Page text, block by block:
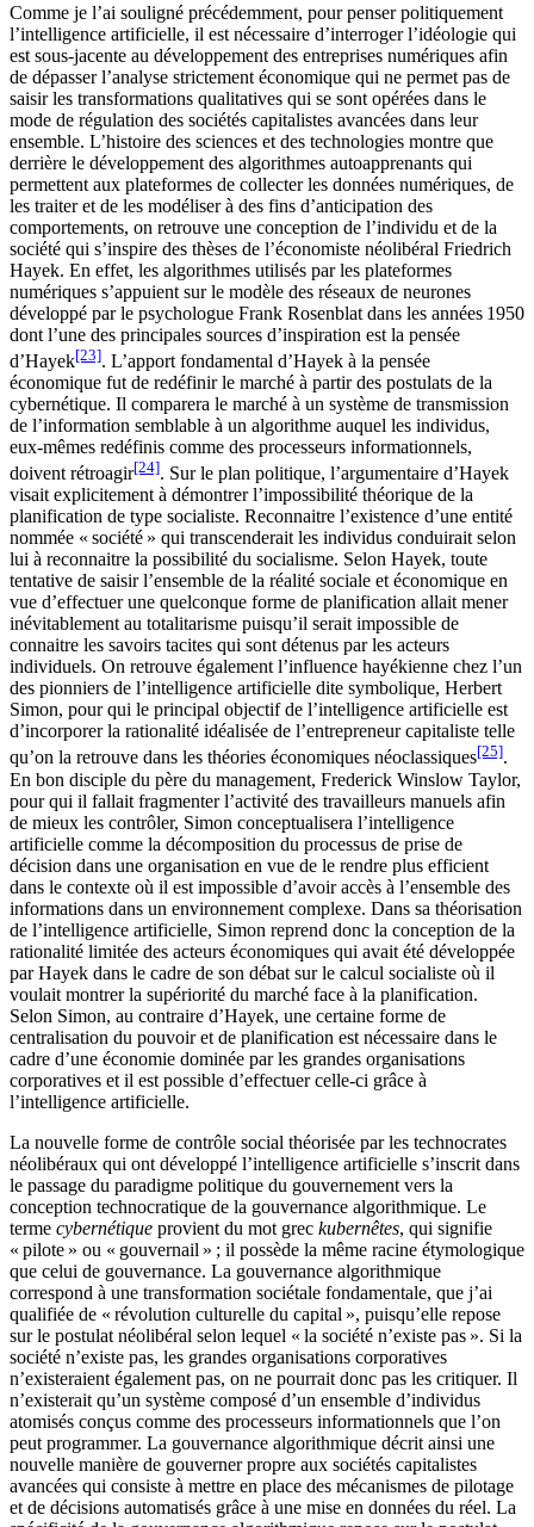
Comme je l’ai souligné précédemment, pour penser politiquement
l’intelligence artificielle, il est nécessaire d’interroger l’idéologie qui
est sous-jacente au développement des entreprises numériques afin
de dépasser l’analyse strictement économique qui ne permet pas de
saisir les transformations qualitatives qui se sont opérées dans le
mode de régulation des sociétés capitalistes avancées dans leur
ensemble. L’histoire des sciences et des technologies montre que
derrière le développement des algorithmes autoapprenants qui
permettent aux plateformes de collecter les données numériques, de
les traiter et de les modéliser à des fins d’anticipation des
comportements, on retrouve une conception de l’individu et de la
société qui s’inspire des thèses de l’économiste néolibéral Friedrich
Hayek. En effet, les algorithmes utilisés par les plateformes
numériques s’appuient sur le modèle des réseaux de neurones
développé par le psychologue Frank Rosenblat dans les années 1950
dont l’une des principales sources d’inspiration est la pensée
d’Hayek[23]. L’apport fondamental d’Hayek à la pensée
économique fut de redéfinir le marché à partir des postulats de la
cybernétique. Il comparera le marché à un système de transmission
de l’information semblable à un algorithme auquel les individus,
eux-mêmes redéfinis comme des processeurs informationnels,
doivent rétroagir[24]. Sur le plan politique, l’argumentaire d’Hayek
visait explicitement à démontrer l’impossibilité théorique de la
planification de type socialiste. Reconnaitre l’existence d’une entité
nommée « société » qui transcenderait les individus conduirait selon
lui à reconnaitre la possibilité du socialisme. Selon Hayek, toute
tentative de saisir l’ensemble de la réalité sociale et économique en
vue d’effectuer une quelconque forme de planification allait mener
inévitablement au totalitarisme puisqu’il serait impossible de
connaitre les savoirs tacites qui sont détenus par les acteurs
individuels. On retrouve également l’influence hayékienne chez l’un
des pionniers de l’intelligence artificielle dite symbolique, Herbert
Simon, pour qui le principal objectif de l’intelligence artificielle est
d’incorporer la rationalité idéalisée de l’entrepreneur capitaliste telle
qu’on la retrouve dans les théories économiques néoclassiques[25].
En bon disciple du père du management, Frederick Winslow Taylor,
pour qui il fallait fragmenter l’activité des travailleurs manuels afin
de mieux les contrôler, Simon conceptualisera l’intelligence
artificielle comme la décomposition du processus de prise de
décision dans une organisation en vue de le rendre plus efficient
dans le contexte où il est impossible d’avoir accès à l’ensemble des
informations dans un environnement complexe. Dans sa théorisation
de l’intelligence artificielle, Simon reprend donc la conception de la
rationalité limitée des acteurs économiques qui avait été développée
par Hayek dans le cadre de son débat sur le calcul socialiste où il
voulait montrer la supériorité du marché face à la planification.
Selon Simon, au contraire d’Hayek, une certaine forme de
centralisation du pouvoir et de planification est nécessaire dans le
cadre d’une économie dominée par les grandes organisations
corporatives et il est possible d’effectuer celle-ci grâce à
l’intelligence artificielle.
La nouvelle forme de contrôle social théorisée par les technocrates
néolibéraux qui ont développé l’intelligence artificielle s’inscrit dans
le passage du paradigme politique du gouvernement vers la
conception technocratique de la gouvernance algorithmique. Le
terme cybernétique provient du mot grec kubernêtes, qui signifie
« pilote » ou « gouvernail » ; il possède la même racine étymologique
que celui de gouvernance. La gouvernance algorithmique
correspond à une transformation sociétale fondamentale, que j’ai
qualifiée de « révolution culturelle du capital », puisqu’elle repose
sur le postulat néolibéral selon lequel « la société n’existe pas ». Si la
société n’existe pas, les grandes organisations corporatives
n’existeraient également pas, on ne pourrait donc pas les critiquer. Il
n’existerait qu’un système composé d’un ensemble d’individus
atomisés conçus comme des processeurs informationnels que l’on
peut programmer. La gouvernance algorithmique décrit ainsi une
nouvelle manière de gouverner propre aux sociétés capitalistes
avancées qui consiste à mettre en place des mécanismes de pilotage
et de décisions automatisés grâce à une mise en données du réel. La